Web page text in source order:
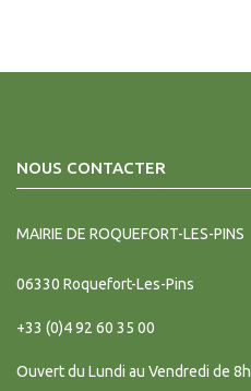
NOUS CONTACTER
MAIRIE DE ROQUEFORT-LES-PINS
06330 Roquefort-Les-Pins
+33 (0)4 92 60 35 00
Ouvert du Lundi au Vendredi de